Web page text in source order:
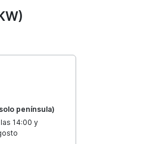
península)
14:00 y